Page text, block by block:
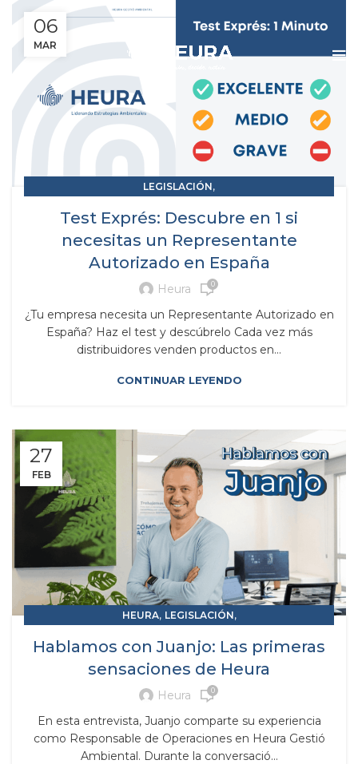
06
MAR
LEGISLACIÓN,
RESIDUOS Y SUBPRODUCTOS
Test Exprés: Descubre en 1 si
necesitas un Representante
Autorizado en España
Heura 0
¿Tu empresa necesita un Representante Autorizado en
España? Haz el test y descúbrelo Cada vez más
distribuidores venden productos en...
CONTINUAR LEYENDO
27
FEB
HEURA, LEGISLACIÓN,
RESIDUOS Y SUBPRODUCTOS,
SOLUCIONES MEDIOAMBIENTALES
Hablamos con Juanjo: Las primeras
sensaciones de Heura
Heura 0
En esta entrevista, Juanjo comparte su experiencia
como Responsable de Operaciones en Heura Gestió
Ambiental. Durante la conversació...